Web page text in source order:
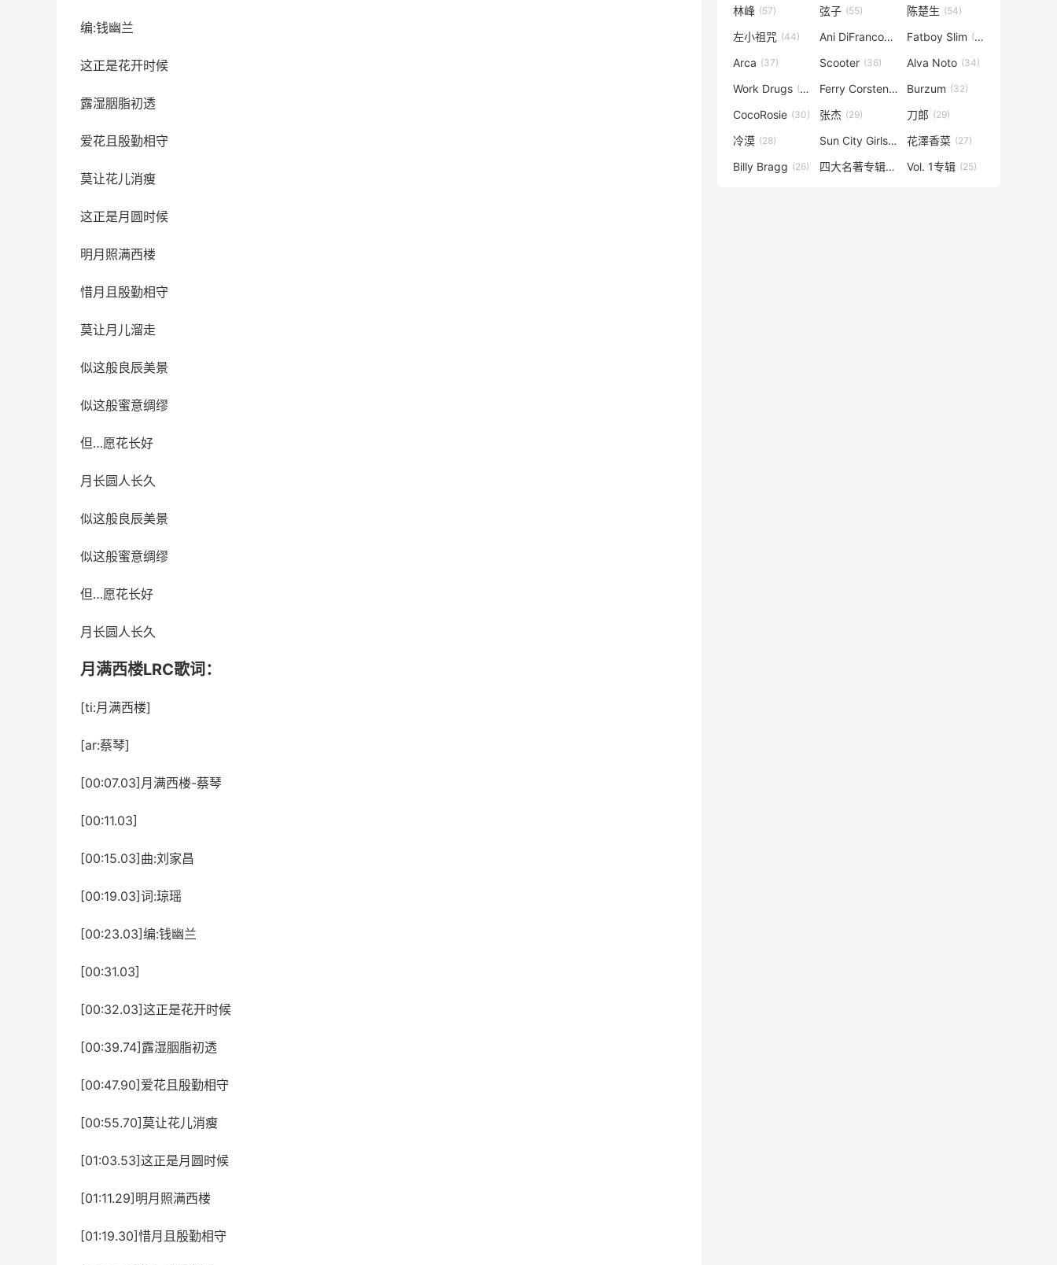
编:钱幽兰
这正是花开时候
露湿胭脂初透
爱花且殷勤相守
莫让花儿消瘦
这正是月圆时候
明月照满西楼
惜月且殷勤相守
莫让月儿溜走
似这般良辰美景
似这般蜜意绸缪
但…愿花长好
月长圆人长久
似这般良辰美景
似这般蜜意绸缪
但…愿花长好
月长圆人长久
月满西楼LRC歌词：
[ti:月满西楼]
[ar:蔡琴]
[00:07.03]月满西楼-蔡琴
[00:11.03]
[00:15.03]曲:刘家昌
[00:19.03]词:琼瑶
[00:23.03]编:钱幽兰
[00:31.03]
[00:32.03]这正是花开时候
[00:39.74]露湿胭脂初透
[00:47.90]爱花且殷勤相守
[00:55.70]莫让花儿消瘦
[01:03.53]这正是月圆时候
[01:11.29]明月照满西楼
[01:19.30]惜月且殷勤相守
林峰 (57) 弦子 (55) 陈楚生 (54)
左小祖咒 (44) Ani DiFranco(40) Fatboy Slim (37)
Arca (37) Scooter (36) Alva Noto (34)
Work Drugs (34) Ferry Corsten(33)Burzum (32)
CocoRosie (30) 张杰 (29) 刀郎 (29)
冷漠 (28) Sun City Girls(28)花澤香菜 (27)
Billy Bragg (26) 四大名著专辑(25)Vol. 1专辑 (25)